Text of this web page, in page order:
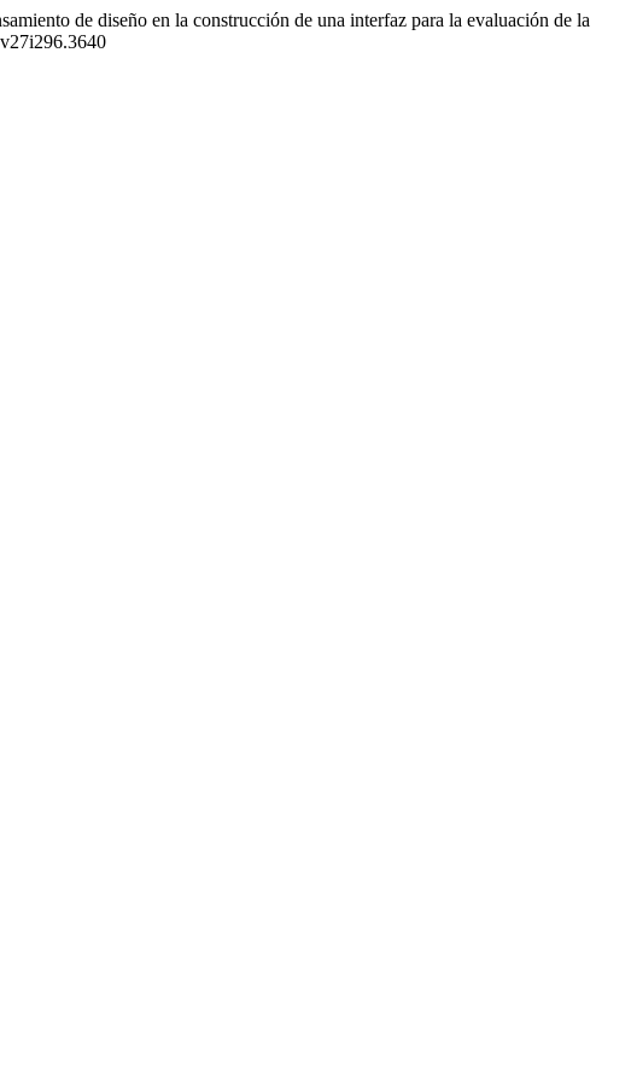
de diseño en la construcción de una interfaz para la evaluación de la